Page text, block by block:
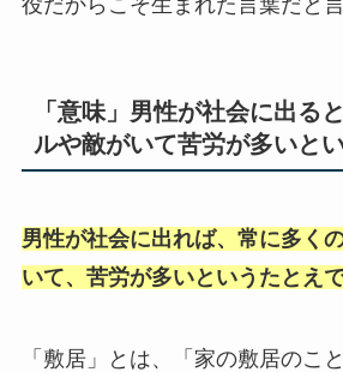
役だからこそ生まれた言葉だと
「意味」男性が社会に出る
ルや敵がいて苦労が多いと
男性が社会に出れば、常に多く
いて、苦労が多いというたとえで
「敷居」とは、「家の敷居のこ